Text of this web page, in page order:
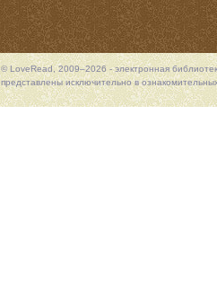
© LoveRead, 2009–2026 - электронная
представлены исключительно в